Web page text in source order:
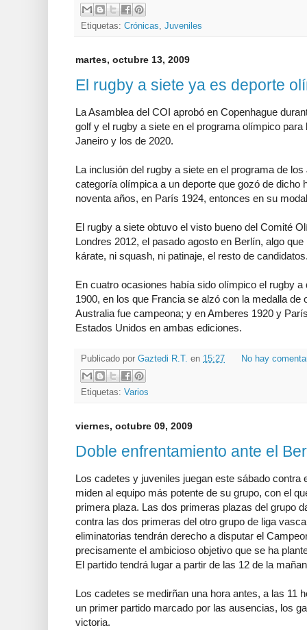
Etiquetas: Crónicas Juveniles
martes, octubre 13, 2009
El rugby a siete ya es deporte
La Asamblea del COI aprobó en Copenhague
golf y el rugby a siete en el programa olímpico
Janeiro y los de 2020.
La inclusión del rugby a siete en el programa de
categoría olímpica a un deporte que gozó de dicho
noventa años, en París 1924, entonces en su
El rugby a siete obtuvo el visto bueno del Comité
Londres 2012, el pasado agosto en Berlín, algo
kárate, ni squash, ni patinaje, el resto de
En cuatro ocasiones había sido olímpico el rugby
1900, en los que Francia se alzó con la medalla de
Australia fue campeona; y en Amberes 1920 y
Estados Unidos en ambas ediciones.
Publicado por Gaztedi R.T. en 15:27 No hay
Etiquetas: Varios
viernes, octubre 09, 2009
Doble enfrentamiento ante el
Los cadetes y juveniles juegan este sábado contra
miden al equipo más potente de su grupo, con el
primera plaza. Las dos primeras plazas del grupo
contra las dos primeras del otro grupo de liga
eliminatorias tendrán derecho a disputar el
precisamente el ambicioso objetivo que se ha
El partido tendrá lugar a partir de las 12 de la
Los cadetes se medirñan una hora antes, a las 11
un primer partido marcado por las ausencias, los
victoria.